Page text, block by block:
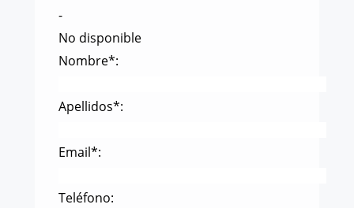
-
No disponible
Nombre*:
Apellidos*:
Email*:
Teléfono: